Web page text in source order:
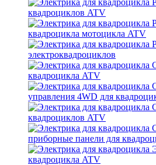
квадроциклов ATV
квадроцикла мотоцикла ATV
электроквадроциклов
квадроцикла ATV
управления 4WD для
квадроциклов ATV
приборные панели для
квадроцикла ATV